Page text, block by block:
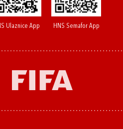
Ulaznice App HNS Semafor App